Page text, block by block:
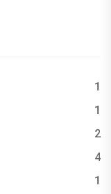
1
1
2
4
1